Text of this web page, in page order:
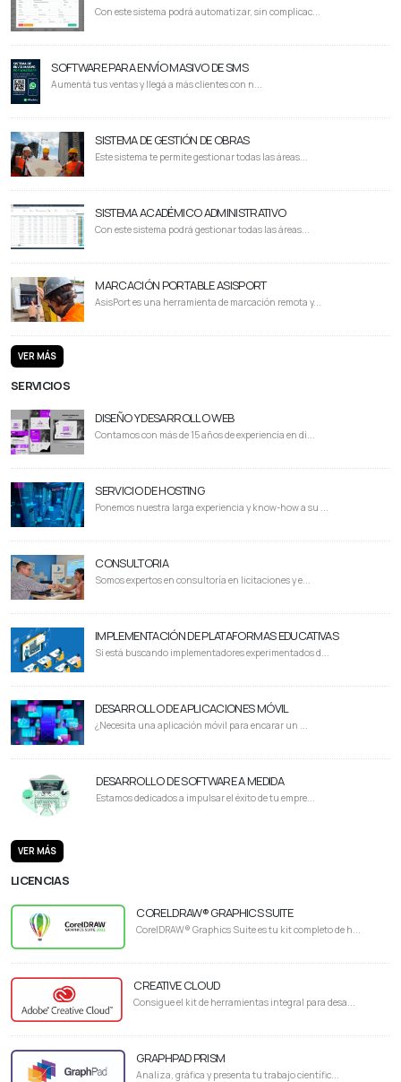
Con este sistema podrá automatizar, sin complicac...
SOFTWARE PARA ENVÍO MASIVO DE SMS
Aumentá tus ventas y llegá a más clientes con n...
SISTEMA DE GESTIÓN DE OBRAS
Este sistema te permite gestionar todas las áreas...
SISTEMA ACADÉMICO ADMINISTRATIVO
Con este sistema podrá gestionar todas las áreas...
MARCACIÓN PORTABLE ASISPORT
AsisPort es una herramienta de marcación remota y...
VER MÁS
SERVICIOS
DISEÑO Y DESARROLLO WEB
Contamos con más de 15 años de experiencia en di...
SERVICIO DE HOSTING
Ponemos nuestra larga experiencia y know-how a su ...
CONSULTORIA
Somos expertos en consultoría en licitaciones y e...
IMPLEMENTACIÓN DE PLATAFORMAS EDUCATIVAS
Si está buscando implementadores experimentados d...
DESARROLLO DE APLICACIONES MÓVIL
¿Necesita una aplicación móvil para encarar un ...
DESARROLLO DE SOFTWARE A MEDIDA
Estamos dedicados a impulsar el éxito de tu empre...
VER MÁS
LICENCIAS
CORELDRAW® GRAPHICS SUITE
CorelDRAW® Graphics Suite es tu kit completo de h...
CREATIVE CLOUD
Consigue el kit de herramientas integral para desa...
GRAPHPAD PRISM
Analiza, gráfica y presenta tu trabajo científic...